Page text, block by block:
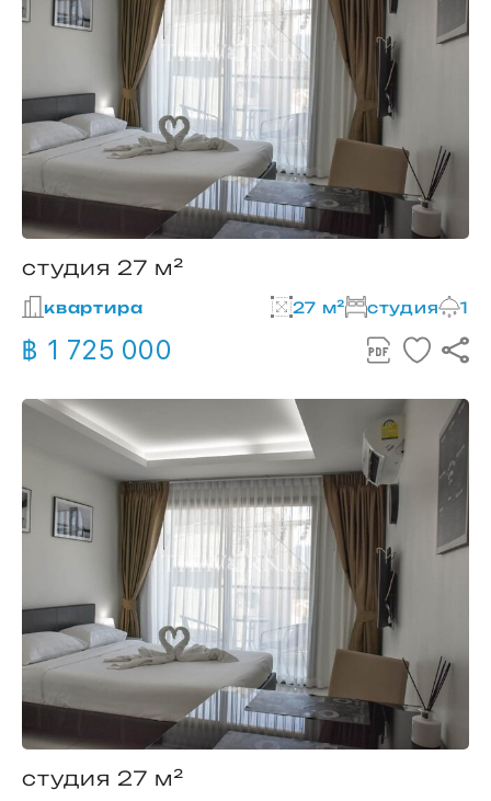
студия 27 м²
квартира 27 м² студия 1
฿ 1 725 000
студия 27 м²